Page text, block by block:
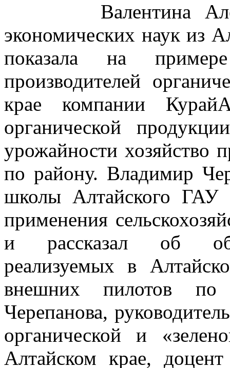
Валентина
экономических наук из
показала на
производителей
крае компании
органической
урожайности хозяйство
по району. Владимир
школы Алтайского ГАУ
применения
и рассказал об
реализуемых в
внешних пилотов
Черепанова,
органической и
Алтайском крае,